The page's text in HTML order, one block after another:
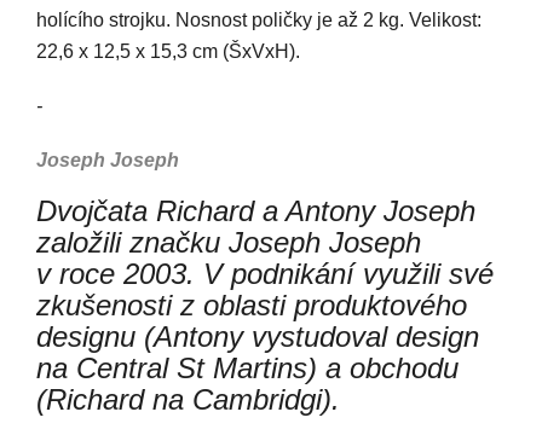
holícího strojku. Nosnost poličky je až 2 kg. Velikost:
22,6 x 12,5 x 15,3 cm (ŠxVxH).
-
Joseph Joseph
Dvojčata Richard a Antony Joseph
založili značku Joseph Joseph
v roce 2003. V podnikání využili své
zkušenosti z oblasti produktového
designu (Antony vystudoval design
na Central St Martins) a obchodu
(Richard na Cambridgi).